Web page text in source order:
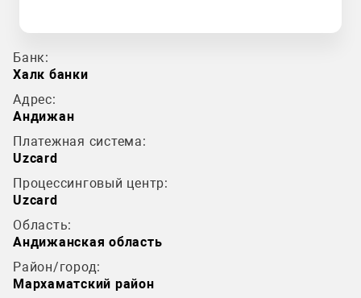
Банк:
Халк банки
Адрес:
Андижан
Платежная система:
Uzcard
Процессинговый центр:
Uzcard
Область:
Андижанская область
Район/город:
Мархаматский район